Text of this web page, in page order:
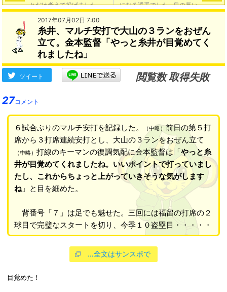
とだけ考えて投げました」
になる選手でした…息の長い
選手になってほしい」→
2017年07月02日 7:00
糸井、マルチ安打で大山の３ランをおぜん
立て。金本監督「やっと糸井が目覚めてく
れましたね」
ツイート
閲覧数 取得失敗
27コメント
６試合ぶりのマルチ安打を記録した。 （中略） 前日の第５打
席から３打席連続安打とし、大山の３ランをおぜん立て
（中略） 打線のキーマンの復調気配に金本監督は「やっと糸
井が目覚めてくれましたね。いいポイントで打っていまし
たし、これからちょっと上がっていきそうな気がします
ね」と目を細めた。
背番号「７」は足でも魅せた。三回には福留の打席の２
球目で完璧なスタートを切り、今季１０盗塁目・・・・・
…全文はサンスポで
目覚めた！